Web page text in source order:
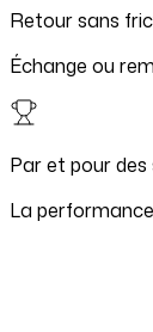
Retour sans
Échange ou
Par et pour
La